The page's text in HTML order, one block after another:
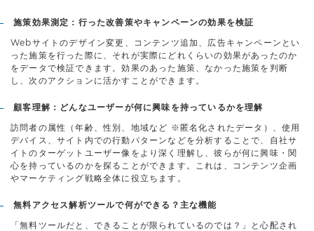
施策効果測定：行った改善策やキャンペーンの効果を検証
Webサイトのデザイン変更、コンテンツ追加、広告キャンペーンとい
った施策を行った際に、それが実際にどれくらいの効果があったのか
をデータで検証できます。効果のあった施策、なかった施策を判断
し、次のアクションに活かすことができます。
顧客理解：どんなユーザーが何に興味を持っているかを理解
訪問者の属性（年齢、性別、地域など ※匿名化されたデータ）、使用
デバイス、サイト内での行動パターンなどを分析することで、自社サ
イトのターゲットユーザー像をより深く理解し、彼らが何に興味・関
心を持っているのかを探ることができます。これは、コンテンツ企画
やマーケティング戦略全体に役立ちます。
無料アクセス解析ツールで何ができる？主な機能
「無料ツールだと、できることが限られているのでは？」と心配され